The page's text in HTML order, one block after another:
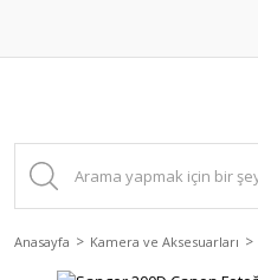
Anasayfa Kamera ve Aksesuarları